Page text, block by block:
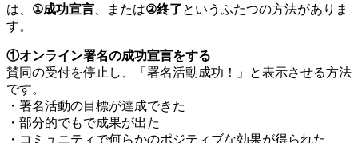
は
①成功宣言 ま たは②終了と い う ふたつの方法があ り ま
す。
①オンライ ン署名の成功宣言をする
賛同の受付を停止 し 「 署名活動成功 ！ 」 と表示させる方法
です。
・ 署名活動の目 標が達成でき た
・ 部分的でもで成果が出た
・ コ ミ ュ ニテ ィ で何らかのポジテ ィ ブな効果が得られた